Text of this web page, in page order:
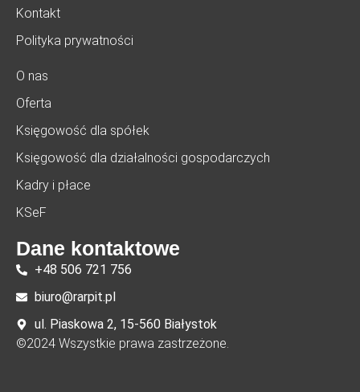
Dane kontaktowe
+48 506 721 756
biuro@rarpit.pl
ul. Piaskowa 2, 15-560 Białystok
©2024 Wszystkie prawa zastrzeżone.
O nas
Oferta
Księgowość dla spółek
Księgowość dla działalności gospodarczych
Kadry i płace
KSeF
Kontakt
Polityka prywatności